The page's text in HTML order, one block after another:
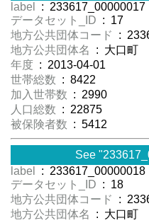
label
: 233617_00000017
データセット_ID : 17
地方公共団体コード
:
地方公共団体名
: 大口町
年度 : 2013-04-01
世帯総数 : 8422
加入世帯数 : 2990
人口総数 : 22875
被保険者数 : 5412
See
label
: 233617_00000018
データセット_ID : 18
地方公共団体コード
:
地方公共団体名
: 大口町